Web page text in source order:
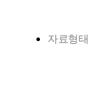
자료형태